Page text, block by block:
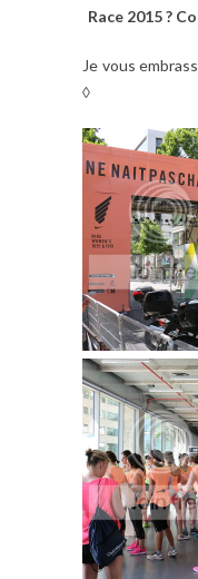
Race 2015 ?
Je vous
◊